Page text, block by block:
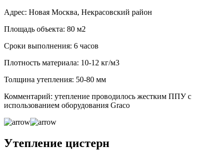
Адрес: Новая Москва, Некрасовский район
Площадь объекта: 80 м2
Сроки выполнения: 6 часов
Плотность материала: 10-12 кг/м3
Толщина утепления: 50-80 мм
Комментарий: утепление проводилось жестким ППУ с
использованием оборудования Graco
Утепление цистерн